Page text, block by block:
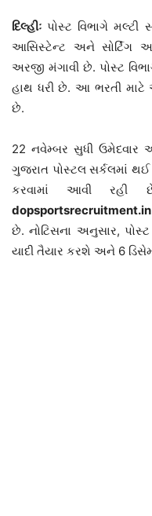
દિલ્હીઃ પોસ્ટ વિભાગે મલ્ટી
આસિસ્ટેન્ટ અને સોર્ટિંગ
અરજી મંગાવી છે. પોસ્ટ
હાથ ધરી છે. આ ભરતી માટે
છે.
22 નવેમ્બર સુધી ઉમેદવાર
ગુજરાત પોસ્ટલ સર્કલમાં થઈ
કરવામાં આવી રહી છે.
dopsportsrecruitment.in
છે. નોટિસના અનુસાર, પોસ્ટ
યાદી તૈયાર કરશે અને 6